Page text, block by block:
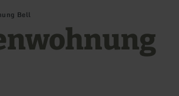
Bell